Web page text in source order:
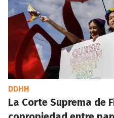
DDHH
La Corte Suprema de